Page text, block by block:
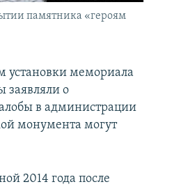
памятника «героям
установки мемориала
заявляли о
в администрации
монумента могут
2014 года после